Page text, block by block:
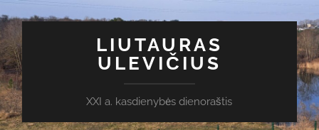
LIUTAURAS
ULEVIČIUS
XXI a. kasdienybės dienoraštis